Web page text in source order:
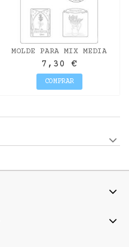
MOLDE PARA MIX MEDIA
"LAVANDA" STAMPERIA
7,30 €
COMPRAR